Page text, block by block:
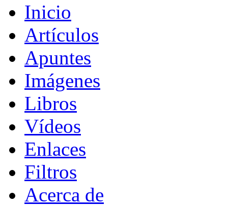
Inicio
Artículos
Apuntes
Imágenes
Libros
Vídeos
Enlaces
Filtros
Acerca de